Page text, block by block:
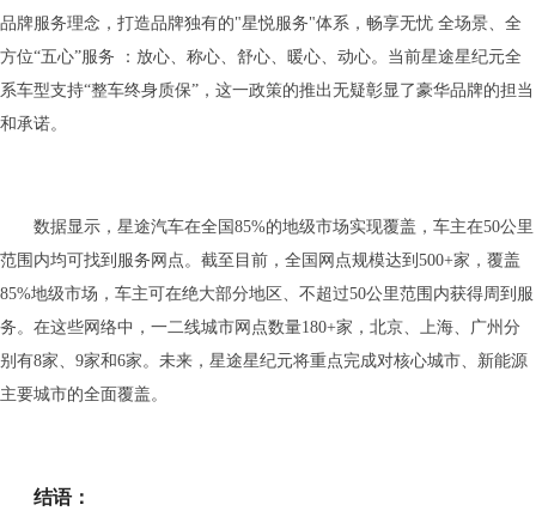
品牌服务理念，打造品牌独有的"星悦服务"体系，畅享无忧 全场景、全
方位“五心”服务 ：放心、称心、舒心、暖心、动心。当前星途星纪元全
系车型支持“整车终身质保”，这一政策的推出无疑彰显了豪华品牌的担当
和承诺。
数据显示，星途汽车在全国85%的地级市场实现覆盖，车主在50公里
范围内均可找到服务网点。截至目前，全国网点规模达到500+家，覆盖
85%地级市场，车主可在绝大部分地区、不超过50公里范围内获得周到服
务。在这些网络中，一二线城市网点数量180+家，北京、上海、广州分
别有8家、9家和6家。未来，星途星纪元将重点完成对核心城市、新能源
主要城市的全面覆盖。
结语：